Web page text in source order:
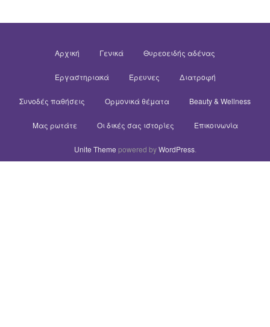
Αρχική Γενικά Θυρεοειδής αδένας
Εργαστηριακά Έρευνες Διατροφή
Συνοδές παθήσεις Ορμονικά θέματα Beauty & Wellness
Μας ρωτάτε Οι δικές σας ιστορίες Επικοινωνία
Unite Theme powered byWordPress.